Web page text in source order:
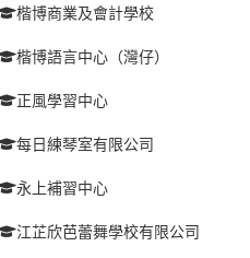
楷博商業及會計學校
楷博語言中心（灣仔）
正風學習中心
每日練琴室有限公司
永上補習中心
江芷欣芭蕾舞學校有限公司